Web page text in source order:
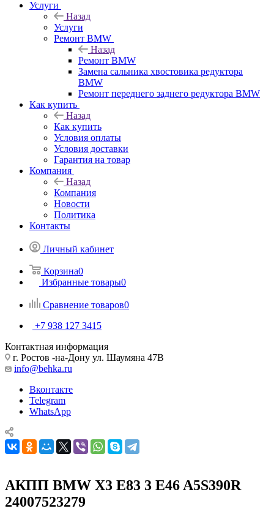
Услуги
Назад
Услуги
Ремонт BMW
Назад
Ремонт BMW
Замена сальника хвостовика редуктора
BMW
Ремонт переднего заднего редуктора BMW
Как купить
Назад
Как купить
Условия оплаты
Условия доставки
Гарантия на товар
Компания
Назад
Компания
Новости
Политика
Контакты
Личный кабинет
Корзина0
Избранные товары0
Сравнение товаров0
+7 938 127 3415
Контактная информация
г. Ростов -на-Дону ул. Шаумяна 47В
info@behka.ru
Вконтакте
Telegram
WhatsApp
АКПП BMW X3 E83 3 E46 A5S390R
24007523279